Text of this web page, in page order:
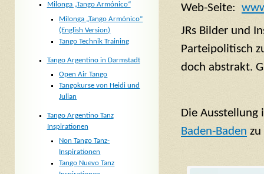
Web-Seite:
JRs Bilder und
Parteipolitisch
doch abstrakt.
Die
Baden-Baden zu
Milonga „Tango Armónico“
Milonga „Tango Armónico“
(English Version)
Tango Technik Training
Tango Argentino in Darmstadt
Open Air Tango
Tangokurse von Heidi und
Julian
Tango Argentino Tanz
Inspirationen
Non Tango Tanz-
Inspirationen
Tango Nuevo Tanz